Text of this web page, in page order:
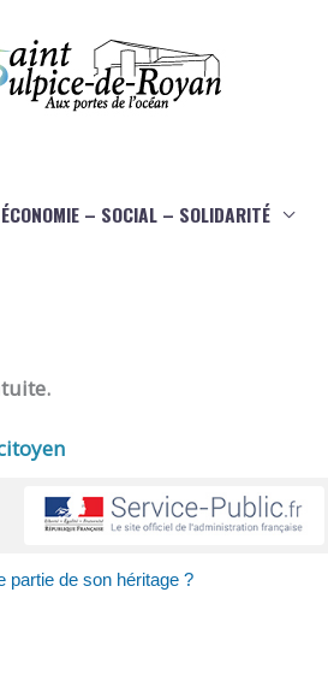
ÉCONOMIE – SOCIAL – SOLIDARITÉ
partie de son héritage ?